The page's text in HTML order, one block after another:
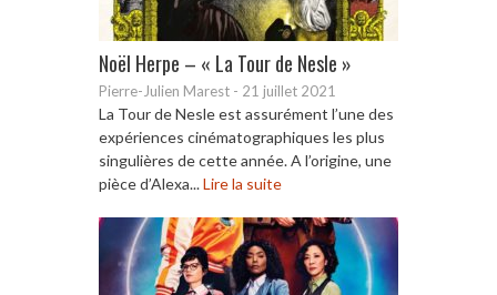
Noël Herpe – « La Tour de Nesle »
Pierre-Julien Marest - 21 juillet 2021
La Tour de Nesle est assurément l’une des
expériences cinématographiques les plus
singulières de cette année. A l’origine, une
pièce d’Alexa...Lire la suite